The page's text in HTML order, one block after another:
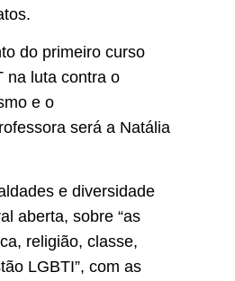
do primeiro curso
na luta contra o
e o
será a Natália
e diversidade
aberta, sobre “as
religião, classe,
LGBTI”, com as